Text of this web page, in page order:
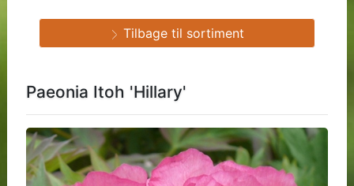
Paeonia Itoh 'Hillary'
Tilbage til sortiment